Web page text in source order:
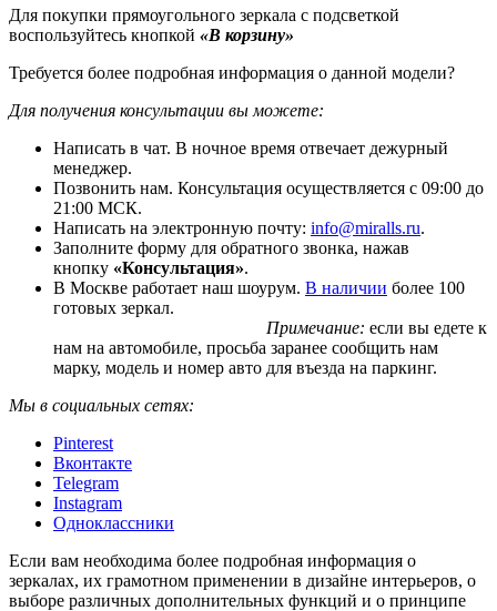
Для покупки прямоугольного зеркала с подсветкой
воспользуйтесь кнопкой «В корзину»
Требуется более подробная информация о данной модели?
Для получения консультации вы можете:
Написать в чат. В ночное время отвечает дежурный
менеджер.
Позвонить нам. Консультация осуществляется с 09:00 до
21:00 МСК.
Написать на электронную почту: info@miralls.ru.
Заполните форму для обратного звонка, нажав
кнопку «Консультация».
В Москве работает наш шоурум. В наличии более 100
готовых зеркал.
Примечание: если вы едете к
нам на автомобиле, просьба заранее сообщить нам
марку, модель и номер авто для въезда на паркинг.
Мы в социальных сетях:
Pinterest
Вконтакте
Telegram
Instagram
Одноклассники
Если вам необходима более подробная информация о
зеркалах, их грамотном применении в дизайне интерьеров, о
выборе различных дополнительных функций и о принципе